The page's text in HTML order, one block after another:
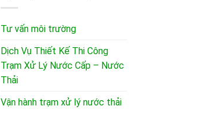
Tư vấn môi trường
Dịch Vụ Thiết Kế Thi Công
Trạm Xử Lý Nước Cấp – Nước
Thải
Vận hành trạm xử lý nước thải